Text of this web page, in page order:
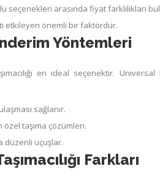
arasında fiyat farklılıkları
etkileyen önemli bir faktördür.
Yöntemleri
en ideal seçenektir.
sağlanır.
taşıma çözümleri.
düzenli uçuşlar.
Farkları